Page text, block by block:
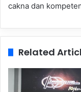
cakna dan
Related